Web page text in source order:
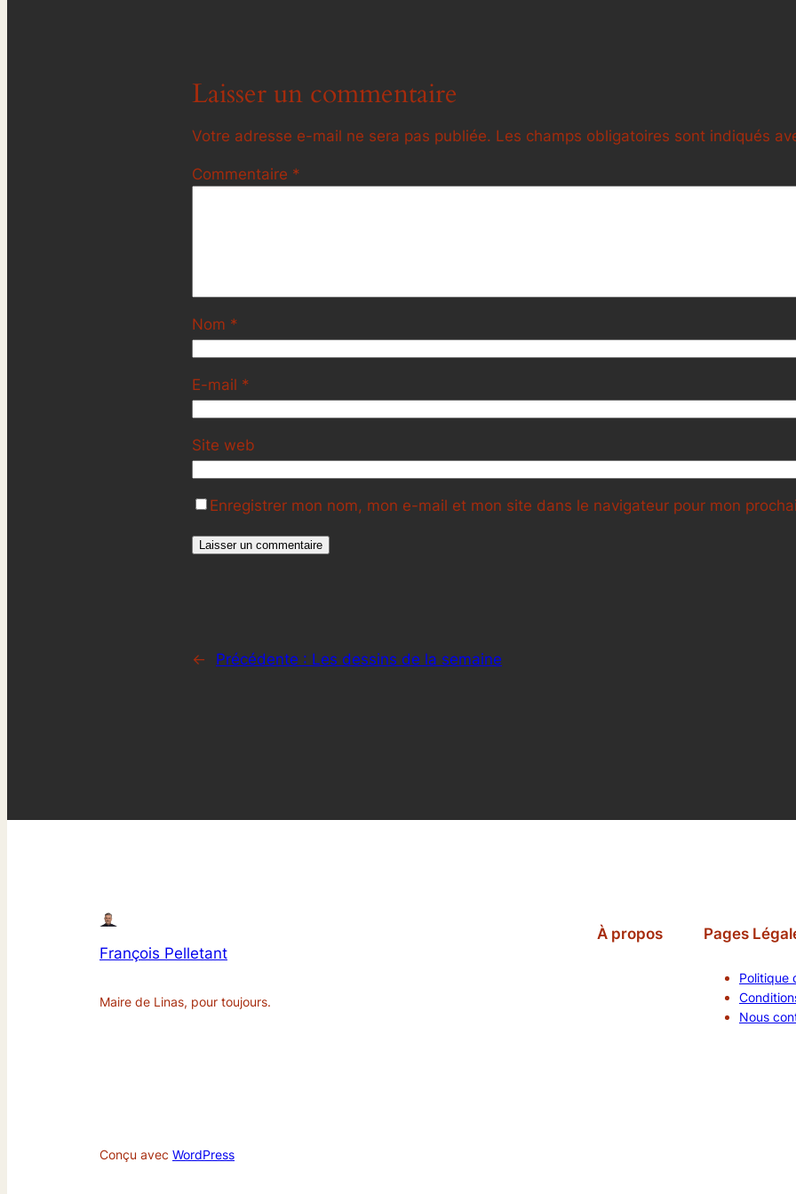
Laisser un commentaire
Votre adresse e-mail ne sera pas publiée. Les champs obligatoires sont indiqués
Commentaire *
Nom *
E-mail *
Site web
Enregistrer mon nom, mon e-mail et mon site dans le navigateur pour mon
← Précédente : Les dessins de la semaine
François Pelletant
Maire de Linas, pour toujours.
À propos Pages
Politique
Nous
Conçu avec WordPress